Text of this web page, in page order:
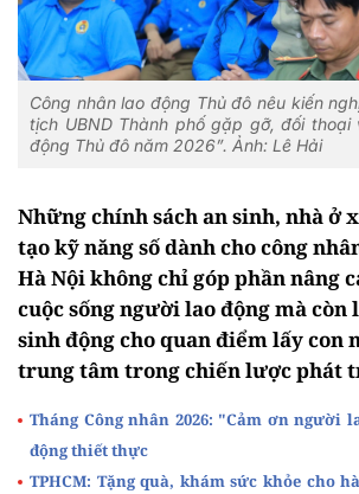
Công nhân lao động Thủ đô nêu kiến
tịch UBND Thành phố gặp gỡ, đối thoại
động Thủ đô năm 2026”. Ảnh: Lê Hải
Những chính sách an sinh, nhà ở
tạo kỹ năng số dành cho công
Hà Nội không chỉ góp phần nâng
cuộc sống người lao động mà
sinh động cho quan điểm lấy con
trung tâm trong chiến lược phát
Tháng Công nhân 2026: "Cảm ơn người
động thiết thực
TPHCM: Tặng quà, khám sức khỏe cho